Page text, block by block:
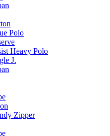
Polo
Heavy Polo
J.
Zipper